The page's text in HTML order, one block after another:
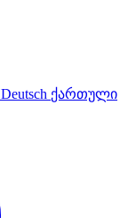
Deutsch ქართული